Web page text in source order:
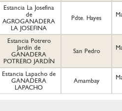
Estancia La Josefina
de
AGROGANADERA
LA JOSEFINA
Pdte. Hayes
Estancia Potrero
Jardín de
GANADERA
POTRERO JARDÍN
San Pedro
Estancia Lapacho de
GANADERA
LAPACHO
Amambay